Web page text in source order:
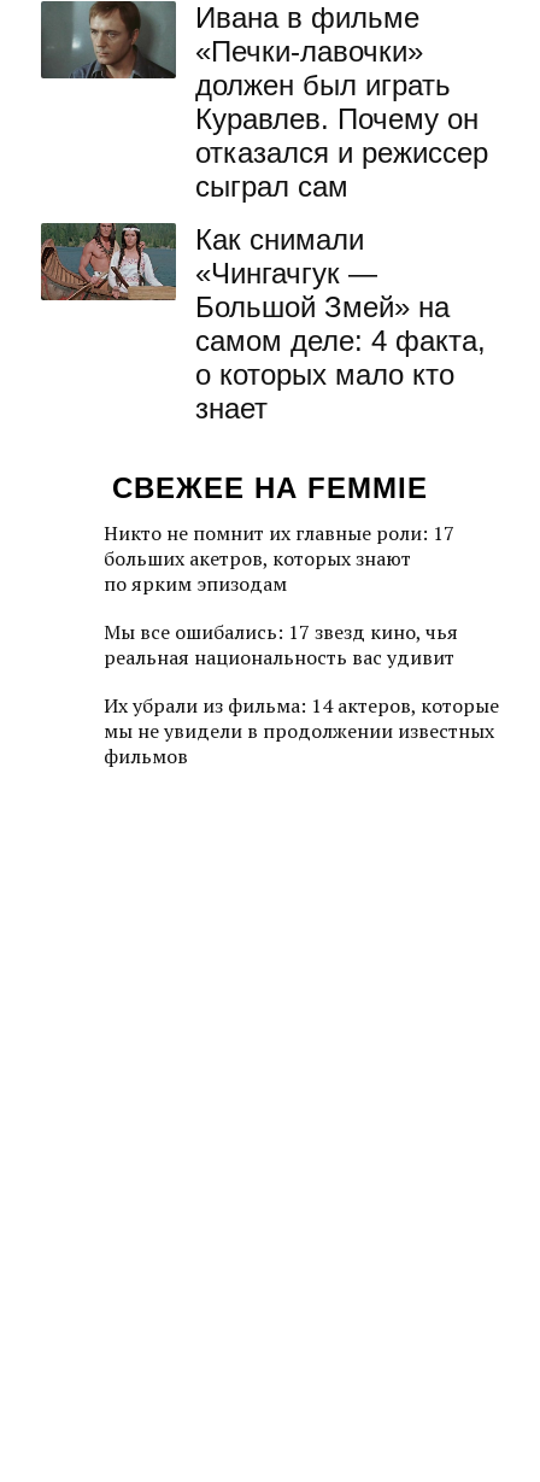
Ивана в фильме
«Печки-лавочки»
должен был играть
Куравлев. Почему он
отказался и режиссер
сыграл сам
Как снимали
«Чингачгук —
Большой Змей» на
самом деле: 4 факта,
о которых мало кто
знает
СВЕЖЕЕ НА FEMMIE
Никто не помнит их главные роли: 17
больших акетров, которых знают
по ярким эпизодам
Мы все ошибались: 17 звезд кино, чья
реальная национальность вас удивит
Их убрали из фильма: 14 актеров, которые
мы не увидели в продолжении известных
фильмов